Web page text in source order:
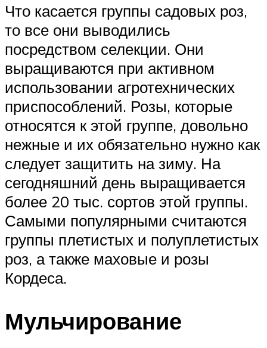
Что касается группы садовых роз,
то все они выводились
посредством селекции. Они
выращиваются при активном
использовании агротехнических
приспособлений. Розы, которые
относятся к этой группе, довольно
нежные и их обязательно нужно как
следует защитить на зиму. На
сегодняшний день выращивается
более 20 тыс. сортов этой группы.
Самыми популярными считаются
группы плетистых и полуплетистых
роз, а также маховые и розы
Кордеса.
Мульчирование